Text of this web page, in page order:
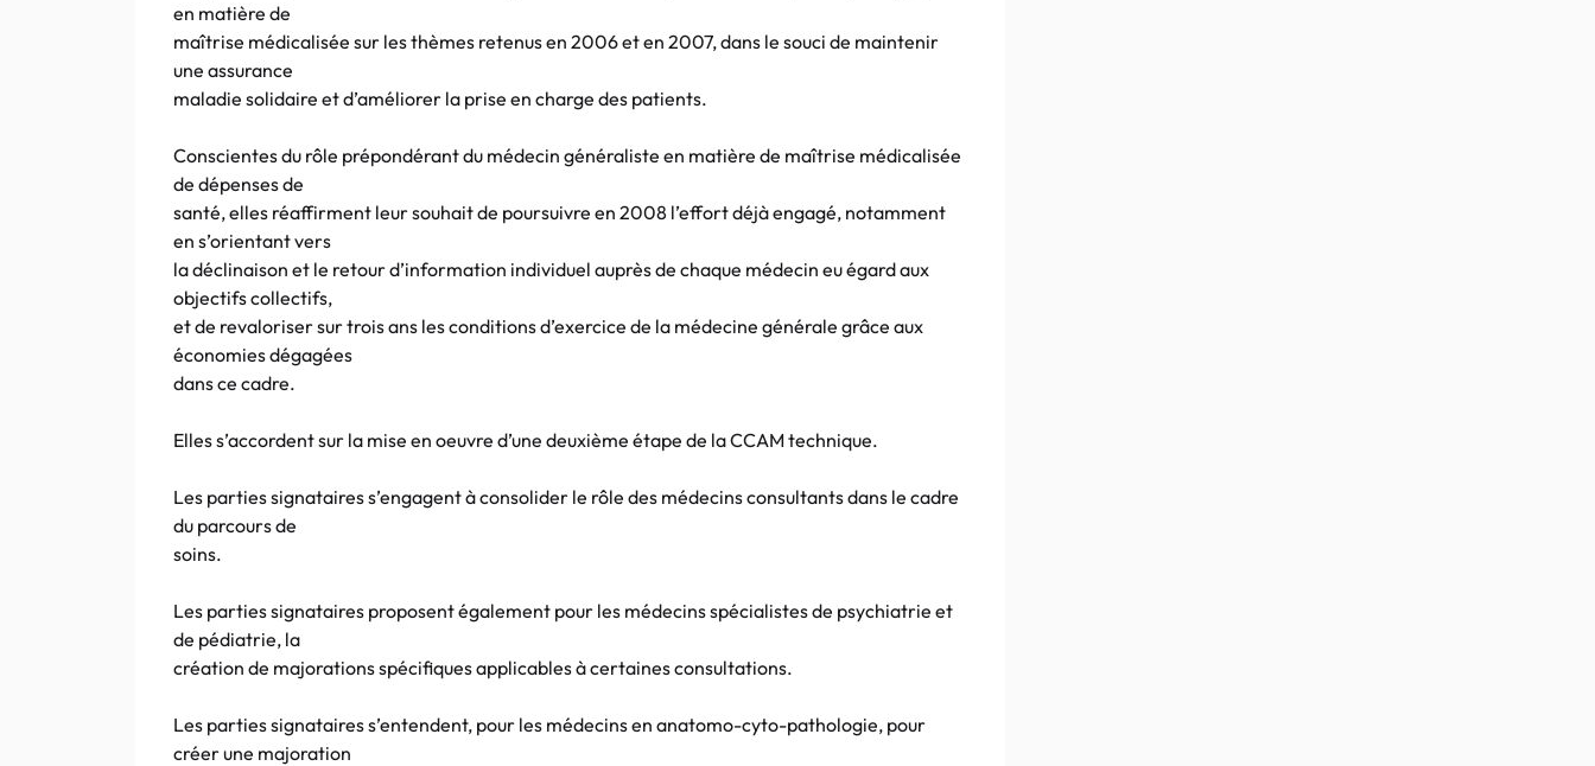
en matière de
maîtrise médicalisée sur les thèmes retenus en 2006 et en 2007, dans le souci de maintenir
une assurance
maladie solidaire et d’améliorer la prise en charge des patients.
Conscientes du rôle prépondérant du médecin généraliste en matière de maîtrise médicalisée
de dépenses de
santé, elles réaffirment leur souhait de poursuivre en 2008 l’effort déjà engagé, notamment
en s’orientant vers
la déclinaison et le retour d’information individuel auprès de chaque médecin eu égard aux
objectifs collectifs,
et de revaloriser sur trois ans les conditions d’exercice de la médecine générale grâce aux
économies dégagées
dans ce cadre.
Elles s’accordent sur la mise en oeuvre d’une deuxième étape de la CCAM technique.
Les parties signataires s’engagent à consolider le rôle des médecins consultants dans le cadre
du parcours de
soins.
Les parties signataires proposent également pour les médecins spécialistes de psychiatrie et
de pédiatrie, la
création de majorations spécifiques applicables à certaines consultations.
Les parties signataires s’entendent, pour les médecins en anatomo-cyto-pathologie, pour
créer une majoration